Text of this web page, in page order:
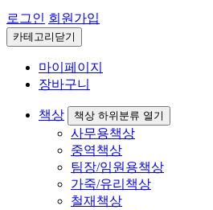
로그인 회원가입
카테고리닫기
마이페이지
장바구니
책상 책상 하위분류 열기
사무용책상
중역책상
팀장/임원용책상
가죽/유리책상
철재책상